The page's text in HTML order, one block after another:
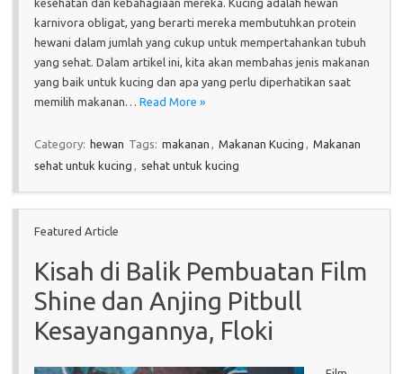
karnivora obligat, yang berarti mereka membutuhkan protein
hewani dalam jumlah yang cukup untuk mempertahankan tubuh
yang sehat. Dalam artikel ini, kita akan membahas jenis makanan
yang baik untuk kucing dan apa yang perlu diperhatikan saat
memilih makanan… Read More »
Category: hewan Tags: makanan Makanan Kucing
Makanan
sehat untuk kucing
sehat untuk kucing
Featured Article
Kisah di Balik Pembuatan Film
Shine dan Anjing Pitbull
Kesayangannya, Floki